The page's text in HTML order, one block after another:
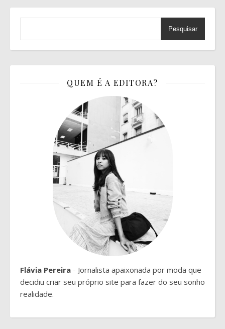
Pesquisar
QUEM É A EDITORA?
Flávia Pereira - Jornalista apaixonada por moda que
decidiu criar seu próprio site para fazer do seu sonho
realidade.